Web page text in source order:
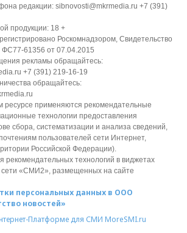
редакции: sibnovosti@mkrmedia.ru +7 (391)
продукции: 18 +
Роскомнадзором, Свидетельство
61356 от 07.04.2015
рекламы обращайтесь:
+7 (391) 219-16-19
обращайтесь:
применяются рекомендательные
технологии предоставления
сбора, систематизации и анализа сведений,
пользователей сети Интернет,
Российской Федерации).
рекомендательных технологий в виджетах
«СМИ2», размещенных на сайте
персональных данных в ООО
новостей»
Платформе для СМИ MoreSMI.ru